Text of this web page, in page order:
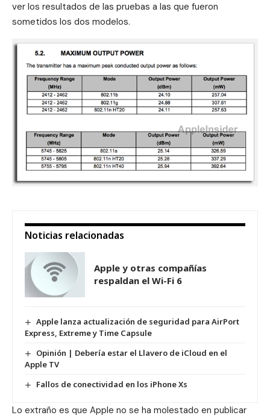
ver los resultados de las pruebas a las que fueron
sometidos los dos modelos.
Noticias relacionadas
Apple y otras compañías
respaldan el Wi-Fi 6
Apple lanza actualización de seguridad para AirPort
Express, Extreme y Time Capsule
Opinión | Debería estar el Llavero de iCloud en el
Apple TV
Fallos de conectividad en los iPhone Xs
Lo extraño es que Apple no se ha molestado en publicar